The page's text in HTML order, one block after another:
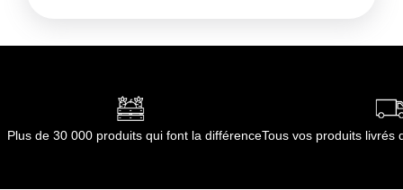
Durée totale du produit :non définie
Opérations
Plus de 30 000 produits qui font la différenceTous vos produits livrés